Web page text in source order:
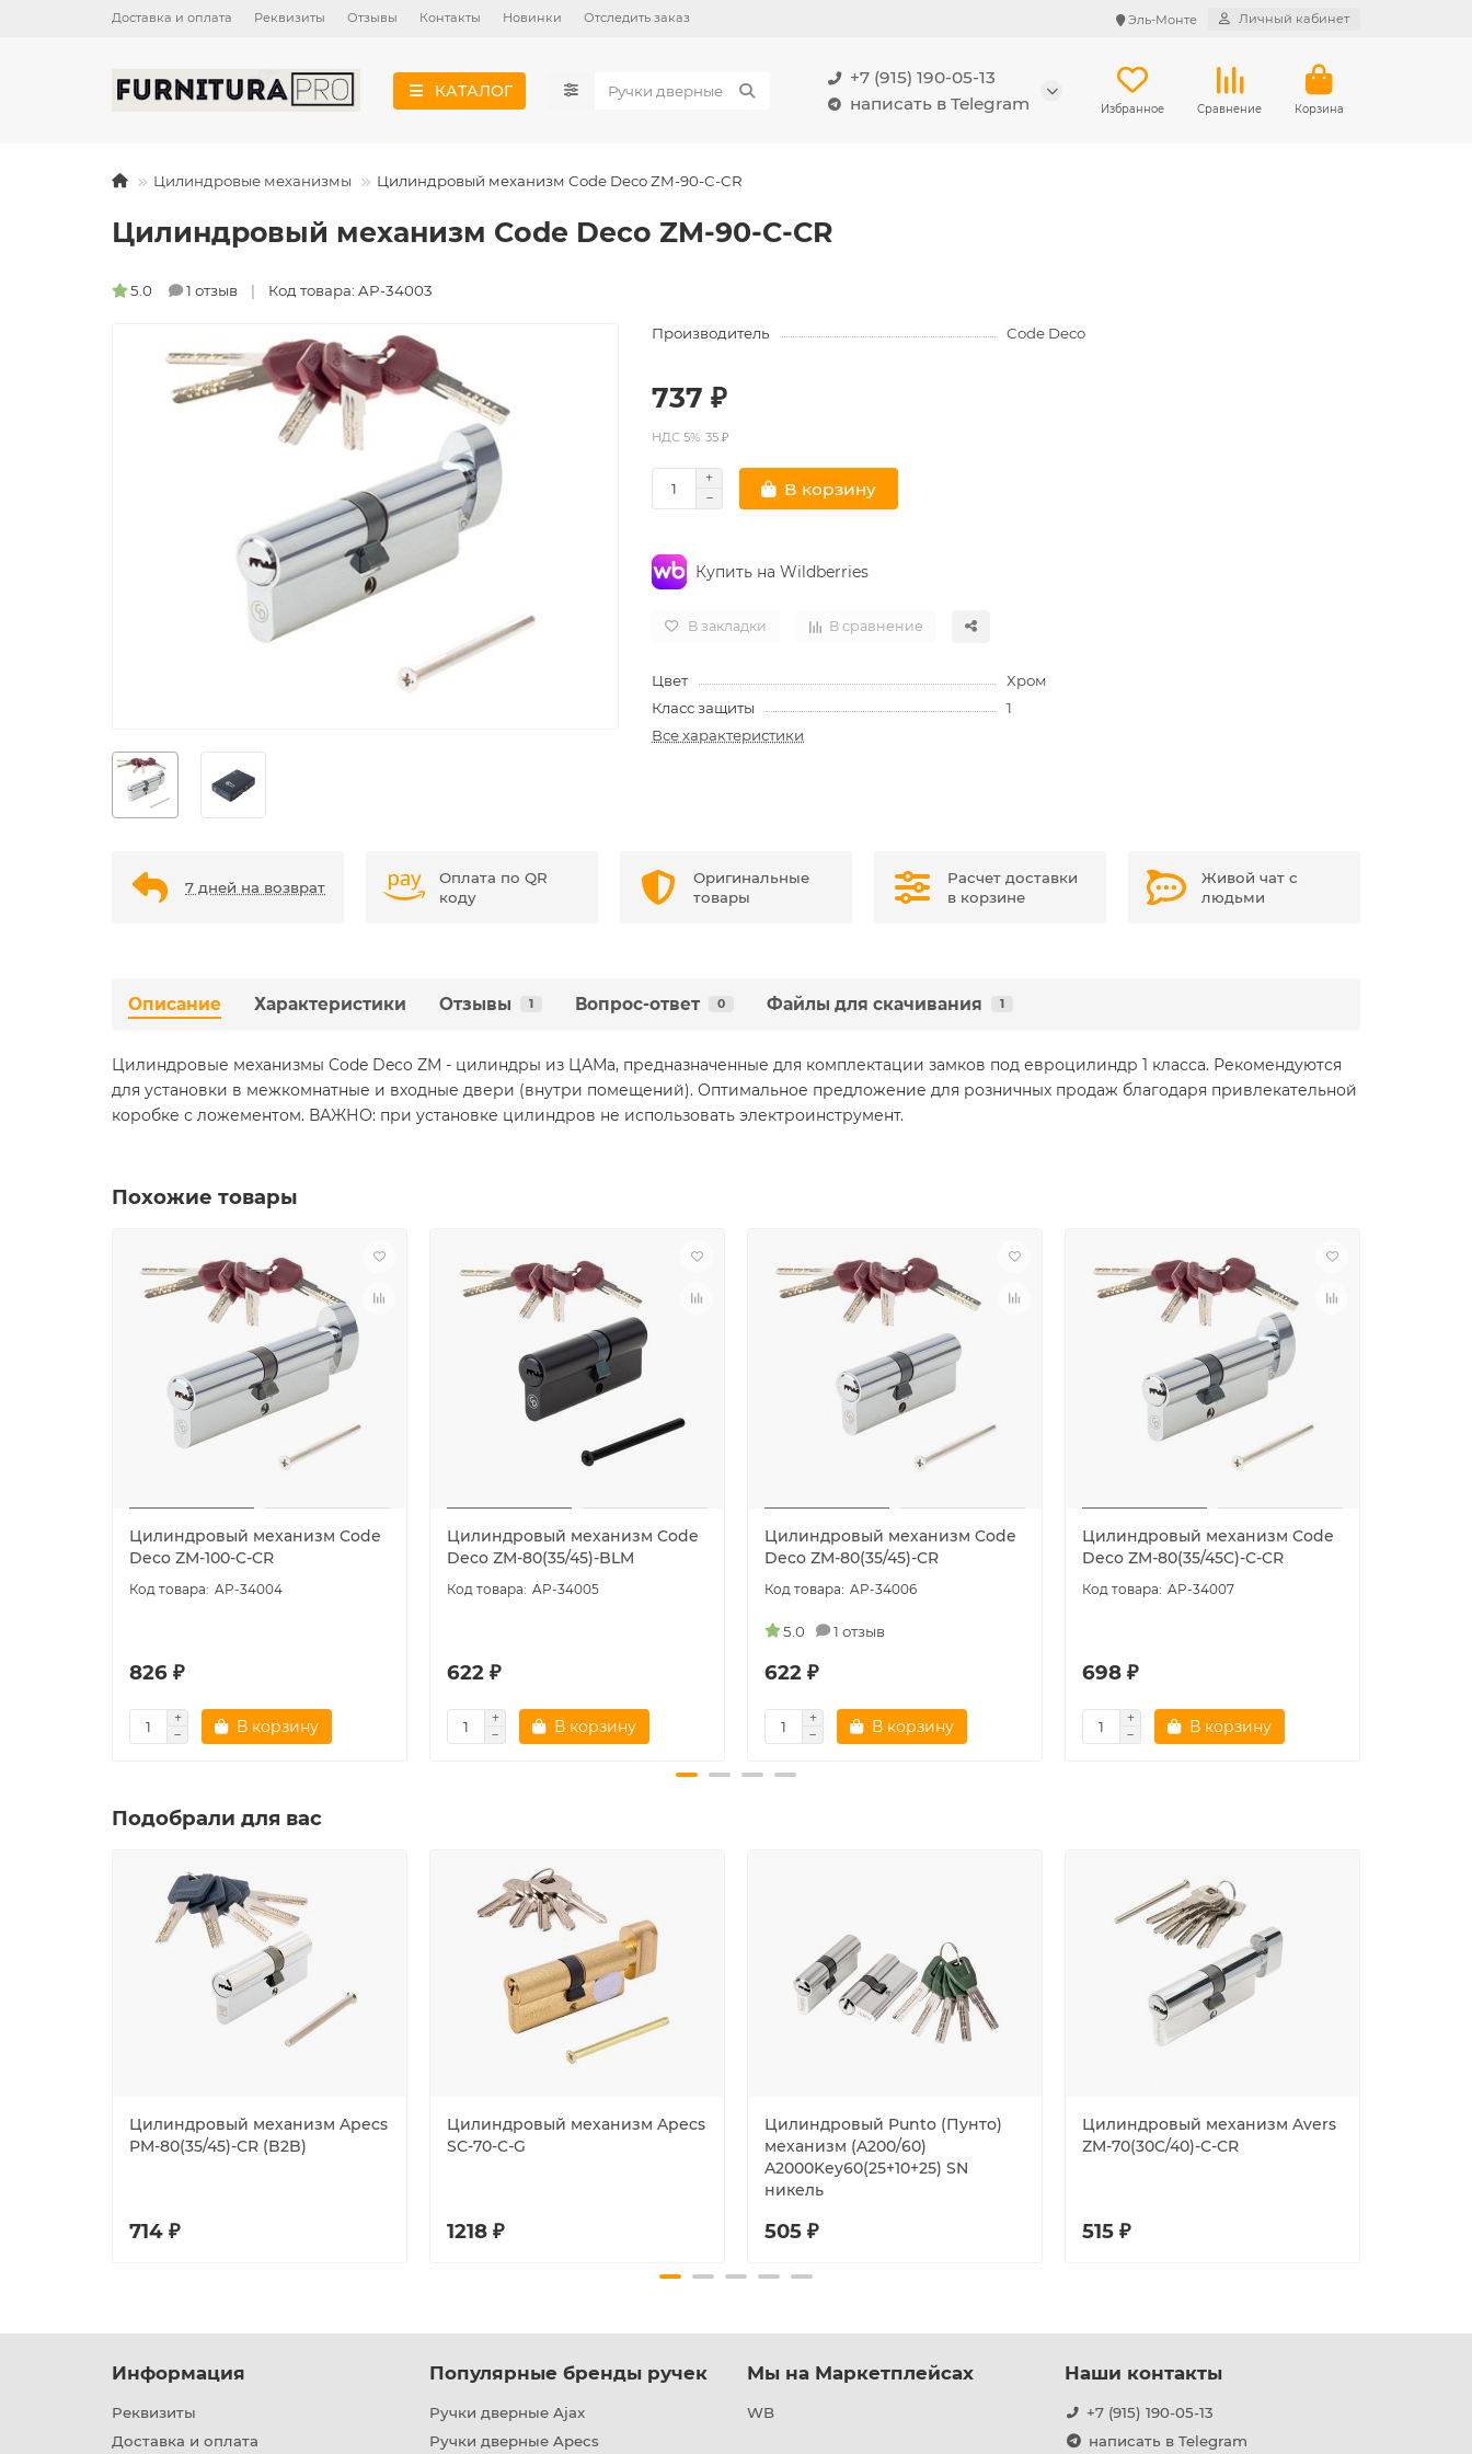
Доставка и оплата Реквизиты Отзывы Контакты Новинки Отследить заказ Эль-Монте Личный кабинет
КАТАЛОГ
+7 (915) 190-05-13
написать в Telegram
Избранное Сравнение Корзина
Цилиндровые механизмы Цилиндровый механизм Code Deco ZM-90-C-CR
Цилиндровый механизм Code Deco ZM-90-C-CR
5.0 1 отзыв Код товара: AP-34003
Производитель Code Deco
737 ₽
НДС 5%: 35 ₽
В корзину
Купить на Wildberries
В закладки В сравнение
Цвет
Хром
Класс защиты
1
Все характеристики
7 дней на возврат
Оплата по QR
коду
Оригинальные
товары
Расчет доставки
в корзине
Живой чат с
людьми
Описание Характеристики Отзывы 1 Вопрос-ответ 0 Файлы для скачивания 1
Цилиндровые механизмы Code Deco ZM - цилиндры из ЦАМа, предназначенные для комплектации замков под евроцилиндр 1 класса. Рекомендуются
для установки в межкомнатные и входные двери (внутри помещений). Оптимальное предложение для розничных продаж благодаря привлекательной
коробке с ложементом. ВАЖНО: при установке цилиндров не использовать электроинструмент.
Похожие товары
Цилиндровый механизм Code
Deco ZM-100-C-CR
AP-34004
826 ₽
В корзину
Цилиндровый механизм Code
Deco ZM-80(35/45)-BLM
AP-34005
622 ₽
В корзину
Цилиндровый механизм Code
Deco ZM-80(35/45)-CR
AP-34006
5.0 1 отзыв
622 ₽
В корзину
Цилиндровый механизм Code
Deco ZM-80(35/45C)-C-CR
AP-34007
698 ₽
В корзину
Подобрали для вас
Цилиндровый механизм Apecs
PM-80(35/45)-CR (B2B)
714 ₽
Цилиндровый механизм Apecs
SC-70-C-G
1218 ₽
Цилиндровый Punto (Пунто)
механизм (A200/60)
A2000Key60(25+10+25) SN
никель
505 ₽
Цилиндровый механизм Avers
ZM-70(30C/40)-C-CR
515 ₽
Информация
Реквизиты
Доставка и оплата
Популярные бренды ручек
Ручки дверные Ajax
Ручки дверные Apecs
Мы на Маркетплейсах
WB
Наши контакты
+7 (915) 190-05-13
написать в Telegram